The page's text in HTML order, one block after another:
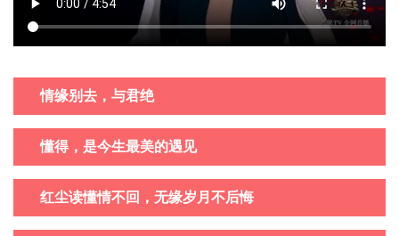
情缘别去，与君绝
懂得，是今生最美的遇见
红尘读懂情不回，无缘岁月不后悔